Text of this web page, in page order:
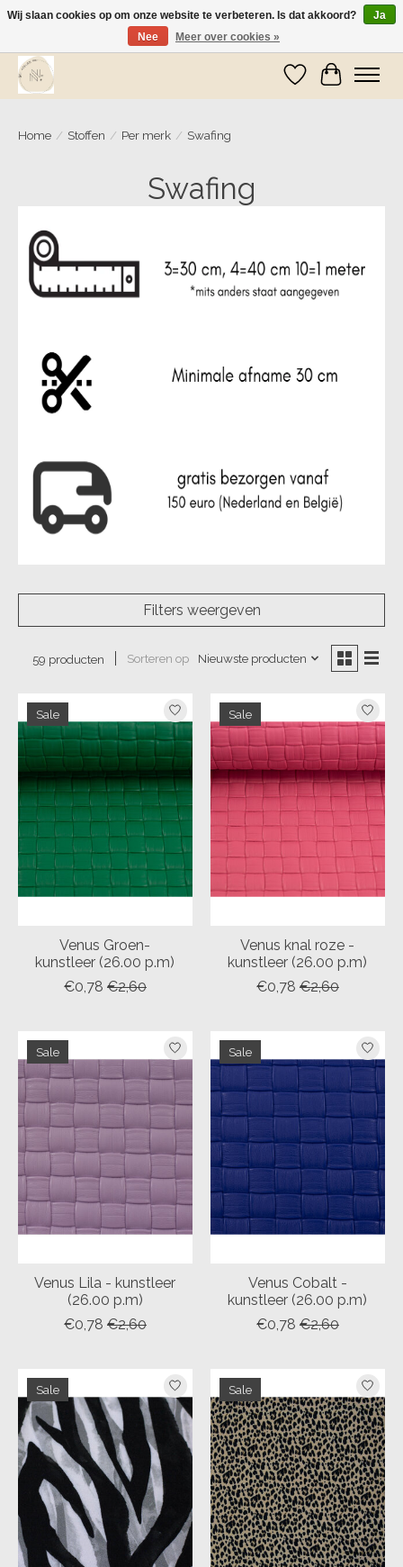
Wij zijn op vakantie! Vanaf zaterdag 9 mei worden er weer pakketjes verzonden
Verlanglijst
Home / Stoffen / Per merk / Swafing
Swafing
Filters weergeven
59 producten Sorteren op Nieuwste producten
Sale
Venus Groen-
kunstleer (26.00 p.m)
€0,78 €2,60
Sale
Venus knal roze -
kunstleer (26.00 p.m)
€0,78 €2,60
Sale
Venus Lila - kunstleer
(26.00 p.m)
€0,78 €2,60
Sale
Venus Cobalt -
kunstleer (26.00 p.m)
€0,78 €2,60
Sale Sale
Wij slaan cookies op om onze website te verbeteren. Is dat akkoord?
Ja
Nee
Meer over cookies »